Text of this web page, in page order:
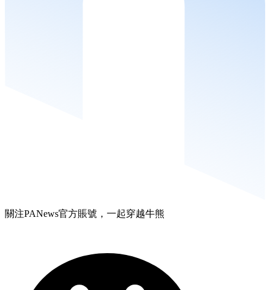
關注PANews官方賬號，一起穿越牛熊